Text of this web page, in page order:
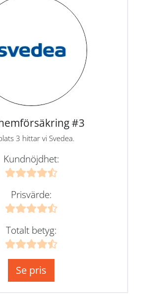
#3
3 hittar vi Svedea.
Kundnöjdhet:
Prisvärde:
Totalt betyg:
Se pris